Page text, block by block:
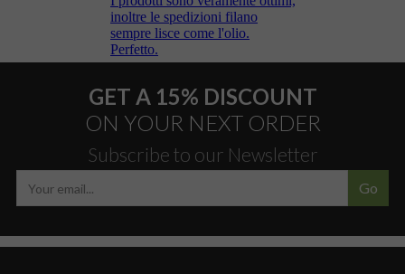
GET A 15% DISCOUNT
ON YOUR NEXT ORDER
Subscribe to our Newsletter
Go